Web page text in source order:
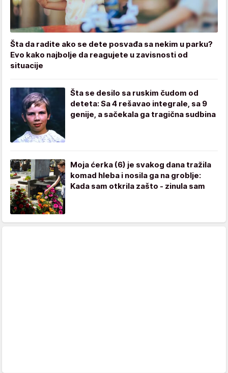
Šta da radite ako se dete posvađa sa nekim u parku?
Evo kako najbolje da reagujete u zavisnosti od
situacije
Šta se desilo sa ruskim čudom od
deteta: Sa 4 rešavao integrale, sa 9
genije, a sačekala ga tragična sudbina
Moja ćerka (6) je svakog dana tražila
komad hleba i nosila ga na groblje:
Kada sam otkrila zašto - zinula sam